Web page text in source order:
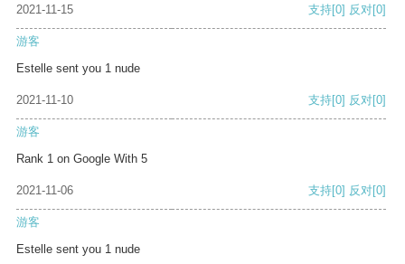
2021-11-15 支持[0] 反对[0]
游客
Estelle sent you 1 nude
2021-11-10 支持[0] 反对[0]
游客
Rank 1 on Google With 5
2021-11-06 支持[0] 反对[0]
游客
Estelle sent you 1 nude